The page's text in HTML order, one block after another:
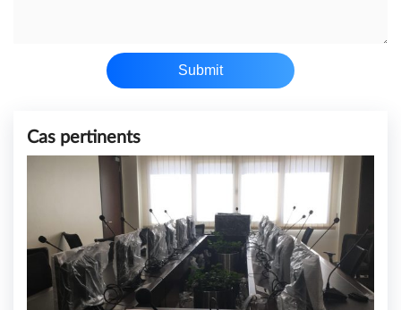
Submit
Cas pertinents